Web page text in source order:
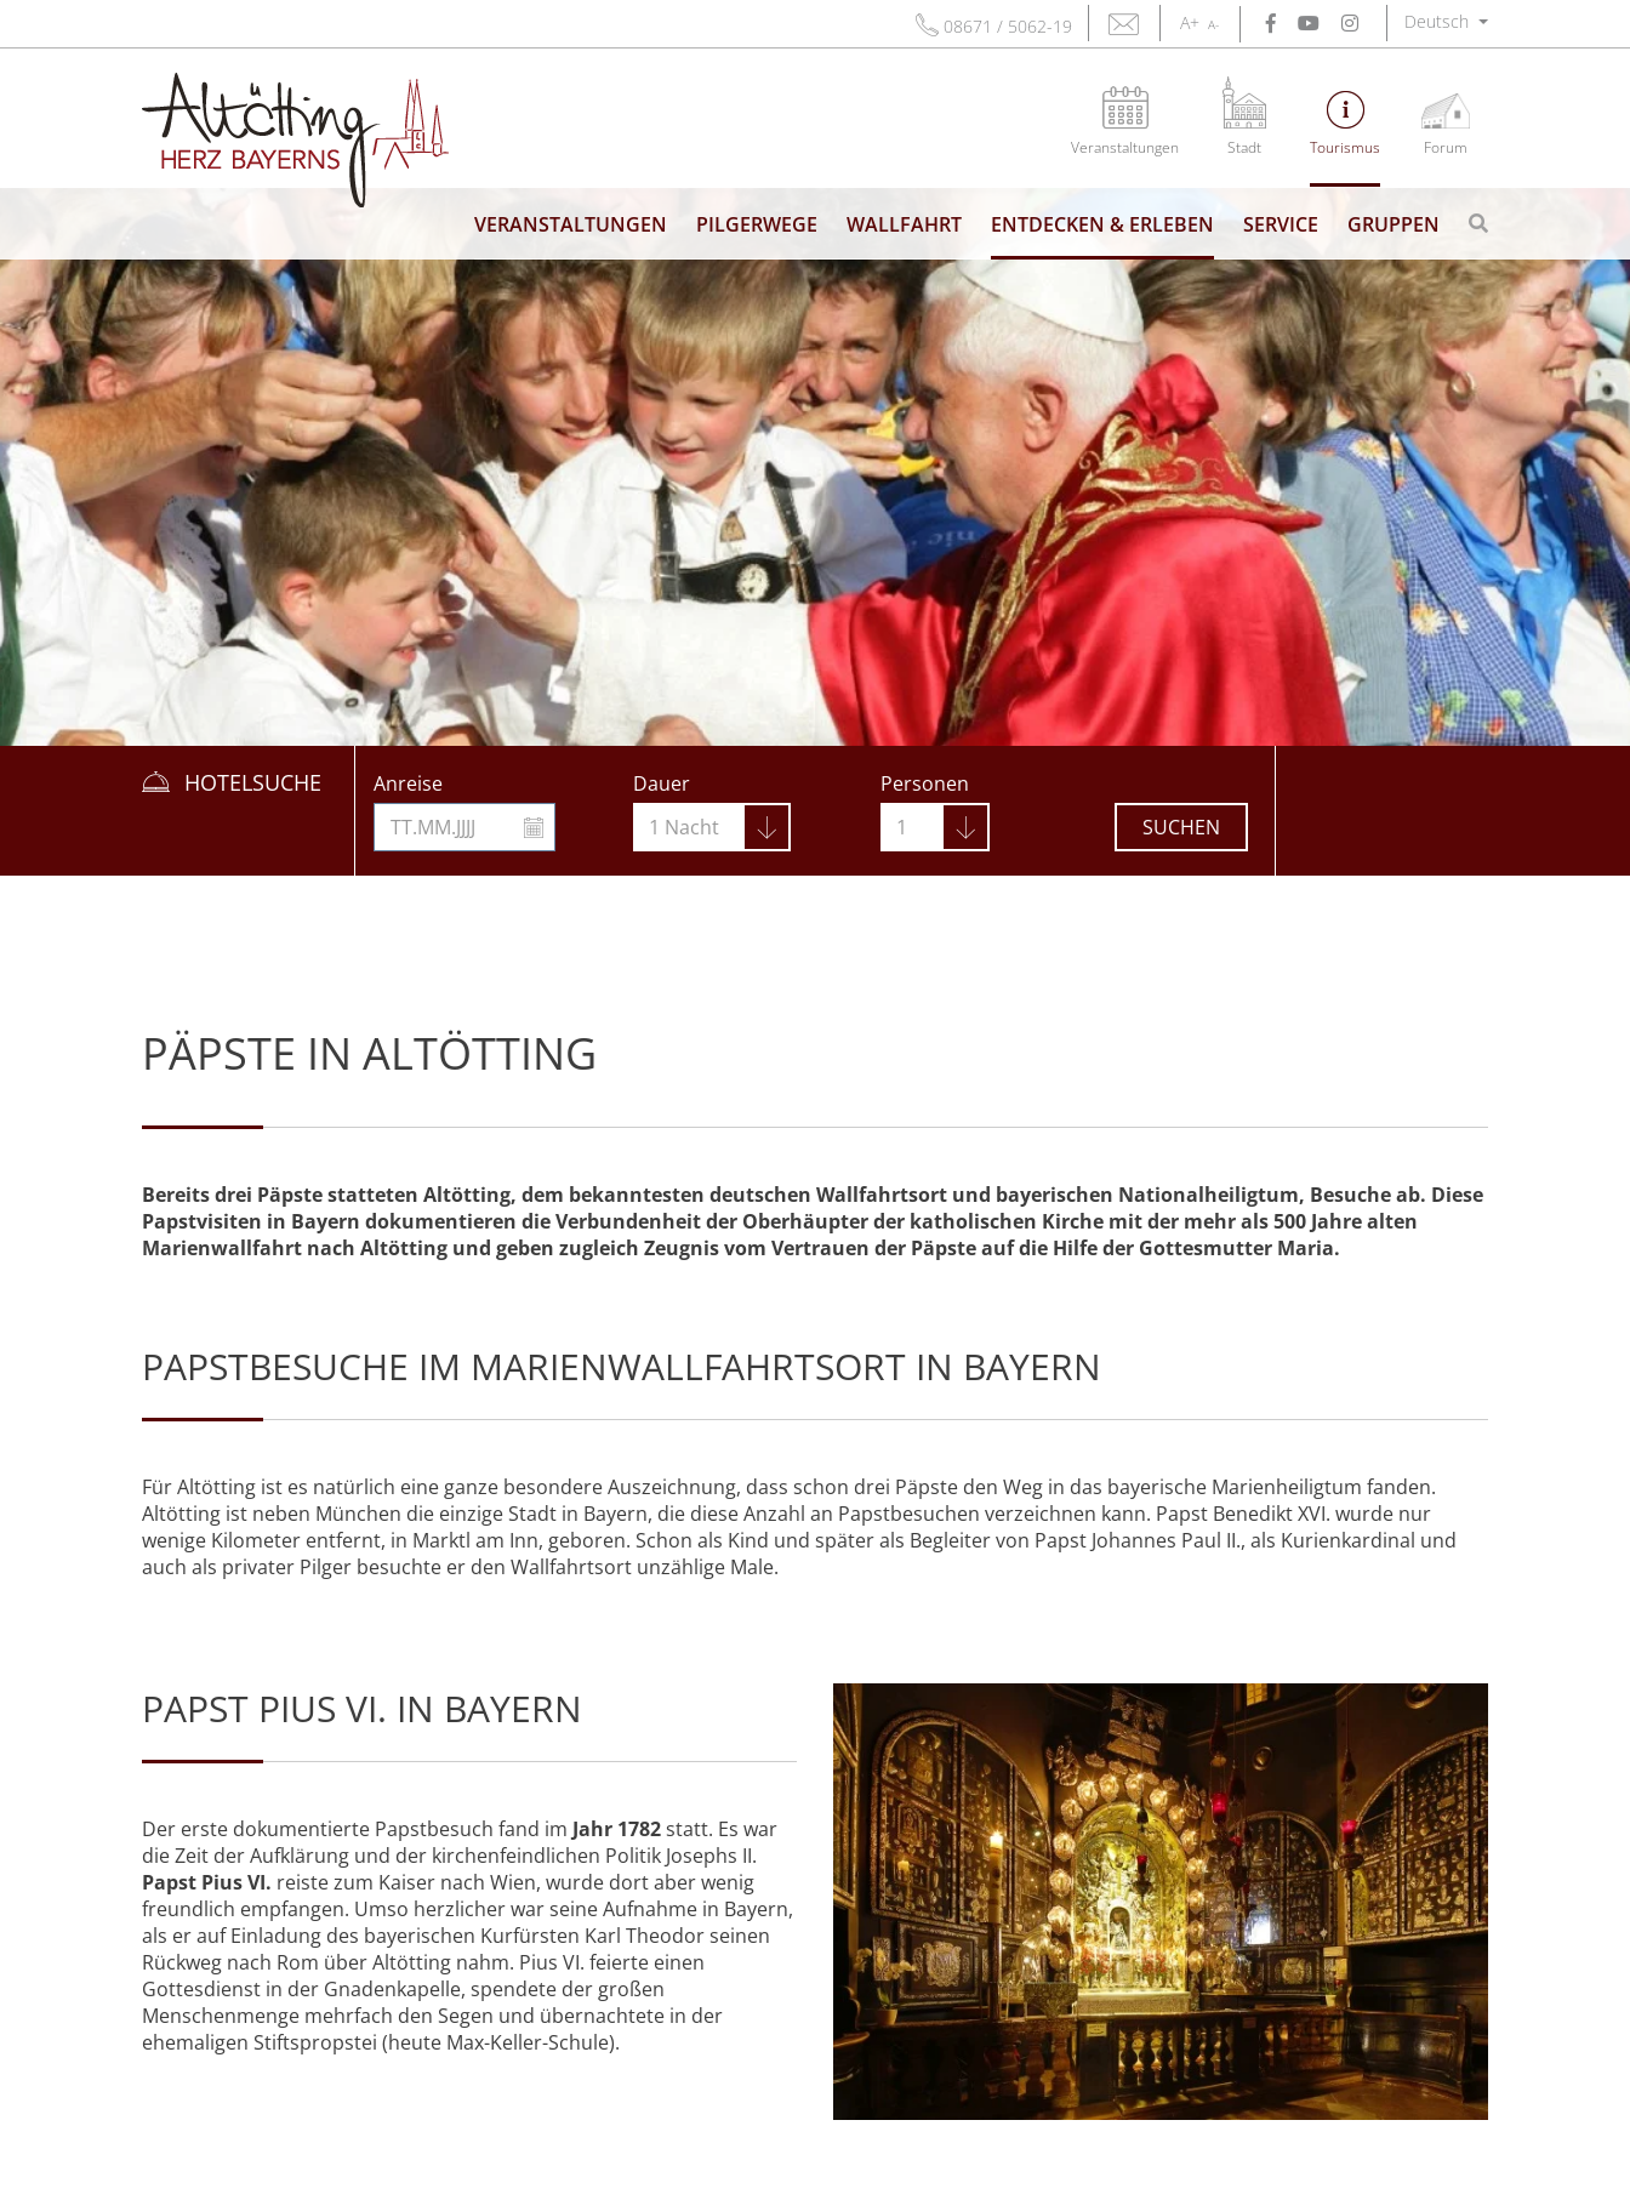
08671 / 5062-19 A+ A- Deutsch
Veranstaltungen Stadt Tourismus Forum
VERANSTALTUNGEN PILGERWEGE WALLFAHRT ENTDECKEN & ERLEBEN SERVICE GRUPPEN
HOTELSUCHE Anreise
Dauer
1 Nacht
Personen
1
PÄPSTE IN ALTÖTTING
Bereits drei Päpste statteten Altötting, dem bekanntesten deutschen Wallfahrtsort und bayerischen Nationalheiligtum, Besuche ab. Diese
Papstvisiten in Bayern dokumentieren die Verbundenheit der Oberhäupter der katholischen Kirche mit der mehr als 500 Jahre alten
Marienwallfahrt nach Altötting und geben zugleich Zeugnis vom Vertrauen der Päpste auf die Hilfe der Gottesmutter Maria.
PAPSTBESUCHE IM MARIENWALLFAHRTSORT IN BAYERN
Für Altötting ist es natürlich eine ganze besondere Auszeichnung, dass schon drei Päpste den Weg in das bayerische Marienheiligtum fanden.
Altötting ist neben München die einzige Stadt in Bayern, die diese Anzahl an Papstbesuchen verzeichnen kann. Papst Benedikt XVI. wurde nur
wenige Kilometer entfernt, in Marktl am Inn, geboren. Schon als Kind und später als Begleiter von Papst Johannes Paul II., als Kurienkardinal und
auch als privater Pilger besuchte er den Wallfahrtsort unzählige Male.
PAPST PIUS VI. IN BAYERN
Der erste dokumentierte Papstbesuch fand im Jahr 1782statt. Es war
die Zeit der Aufklärung und der kirchenfeindlichen Politik Josephs II.
Papst Pius VI. reiste zum Kaiser nach Wien, wurde dort aber wenig
freundlich empfangen. Umso herzlicher war seine Aufnahme in Bayern,
als er auf Einladung des bayerischen Kurfürsten Karl Theodor seinen
Rückweg nach Rom über Altötting nahm. Pius VI. feierte einen
Gottesdienst in der Gnadenkapelle, spendete der großen
Menschenmenge mehrfach den Segen und übernachtete in der
ehemaligen Stiftspropstei (heute Max-Keller-Schule).